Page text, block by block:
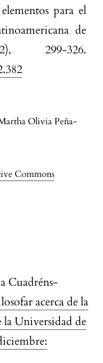
Olivia Peña-
Commons
para el
de
299-326.
Cuadréns-
acerca de la
la Universidad de